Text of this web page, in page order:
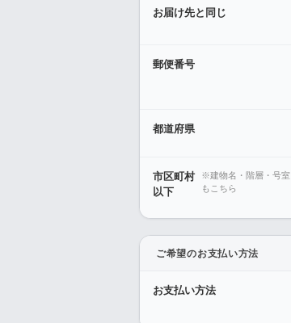
お届け先と同じ
郵便番号
都道府県
市区町村
以下
※建物名・階層・号室
もこちら
ご希望のお支払い方法
お支払い方法